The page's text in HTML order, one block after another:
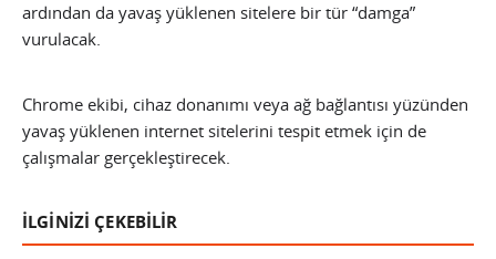
ardından da yavaş yüklenen sitelere bir tür “damga”
vurulacak.
Chrome ekibi, cihaz donanımı veya ağ bağlantısı yüzünden
yavaş yüklenen internet sitelerini tespit etmek için de
çalışmalar gerçekleştirecek.
İLGİNİZİ ÇEKEBİLİR